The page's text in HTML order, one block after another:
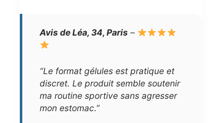
Avis de Léa, 34, Paris –
“Le format gélules est pratique et
discret. Le produit semble soutenir
ma routine sportive sans agresser
mon estomac.”